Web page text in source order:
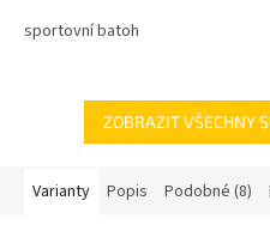
sportovní batoh
ZOBRAZIT VŠECHNY
Varianty Popis Podobné (8)